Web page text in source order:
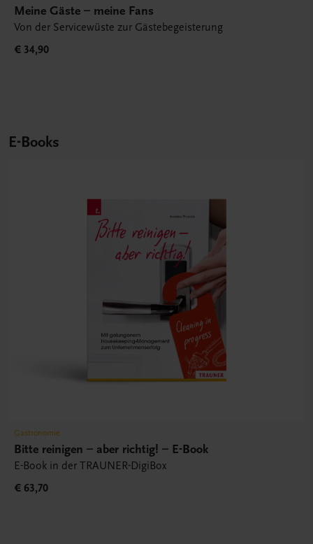
Meine Gäste – meine Fans
Von der Servicewüste zur Gästebegeisterung
€ 34,90
E-Books
Gastronomie
Bitte reinigen – aber richtig! – E-Book
E-Book in der TRAUNER-DigiBox
€ 63,70